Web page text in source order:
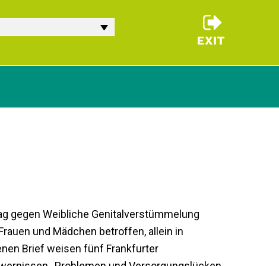
gegen Weibliche Genitalverstümmelung
und Mädchen betroffen, allein in
Brief weisen fünf Frankfurter